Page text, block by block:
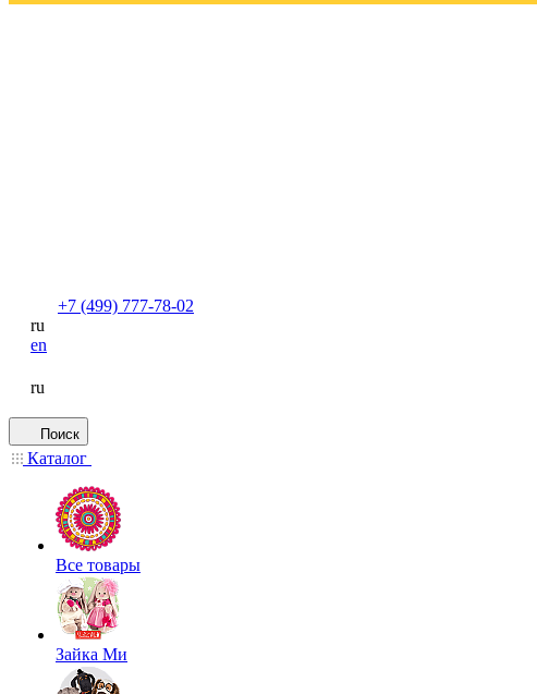
+7 (499) 777-78-02
ru
en
ru
Поиск
Каталог
Все товары
Зайка Ми